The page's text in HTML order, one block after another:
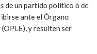
de un partido político o de
ante el Órgano
y resulten ser